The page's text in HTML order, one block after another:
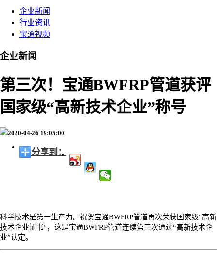
企业新闻
行业资讯
宝通视频
企业新闻
第三次！宝通BWFRP管道获评
国家级“高新技术企业”称号
2020-04-26 19:05:00
分享到：
科学技术是第一生产力。祝贺宝通BWFRP管道再次荣获国家级“高新
技术企业证书”，这是宝通BWFRP管道连续第三次通过“高新技术企
业”认定。